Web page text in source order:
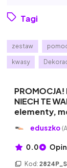
Tagi
zestaw
kwasy
NIECH TE
elementy,
eduszko
0.0
Kod: